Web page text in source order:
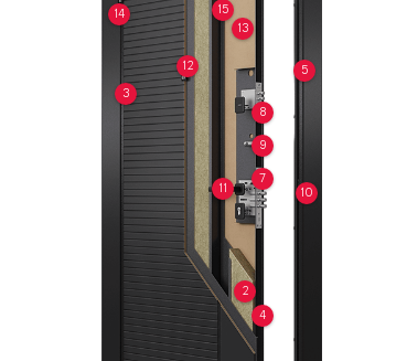
2
3
4
5
7
8
9
10
11
12
13
14 15